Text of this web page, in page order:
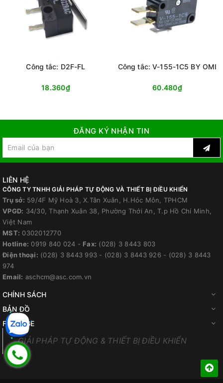
Công tắc: D2F-FL
18.360₫
Công tắc: V-155-1C5 BY OMI
60.480₫
ĐĂNG KÝ NHẬN TIN
LIÊN HỆ
CÔNG TY TNHH GIẢI PHÁP TỰ ĐỘNG VÀ THIẾT BỊ ĐIỀU KHIỂN
Trụ sở: 59/4F Mỹ Hoà 3, X.Tân Xuân, H.Hóc Môn, TPHCM
VPGD: 34/30, Thạnh Xuân 38, Phường Thới An, T.p Hồ Chí Minh,
Việt Nam
MST: 0302012770
Hotline: 0919 840 024 - Fax: (028) 3 8443 803
Điện thoại: (028) 3 8443 993 - (028) 3 8443 926 - (028) 3 8443
974
Email: aschcm@asc.com.vn
CHÍNH SÁCH
BẢN ĐỒ
FANPAGE
GIẢI PHÁP TỰ ĐỘNG & THIẾT BỊ ĐIỀU KHIỂN